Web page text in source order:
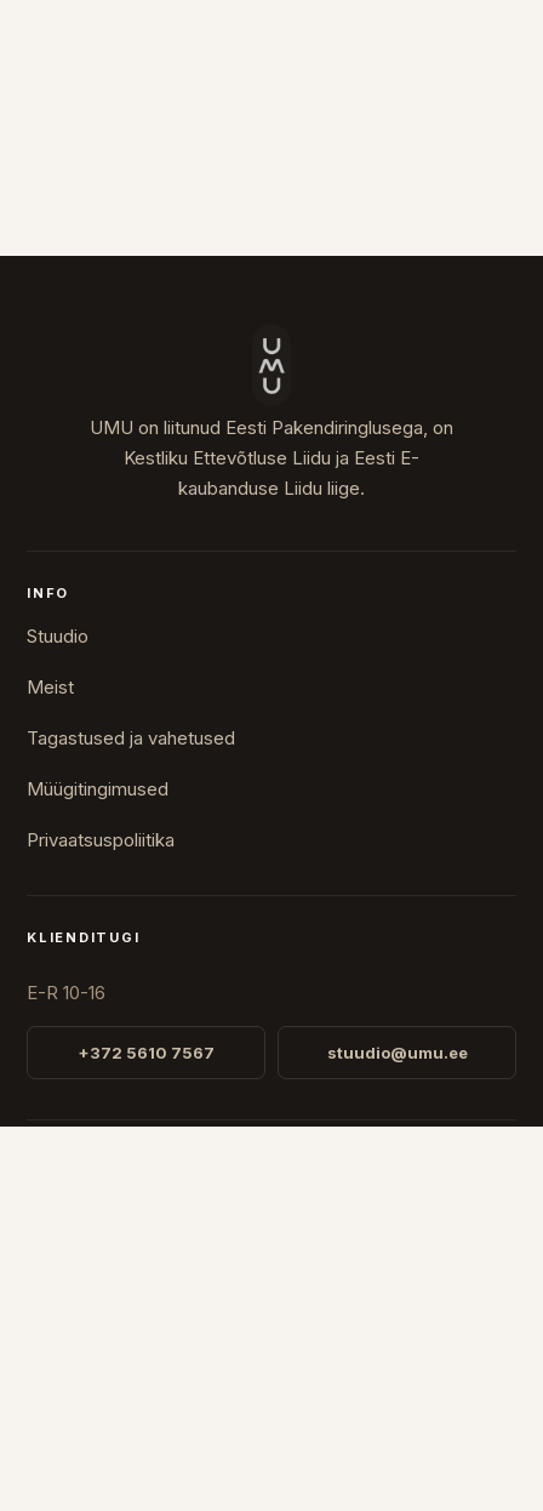
UMU on liitunud Eesti Pakendiringlusega, on
Kestliku Ettevõtluse Liidu ja Eesti E-
kaubanduse Liidu liige.
INFO
Stuudio
Meist
Tagastused ja vahetused
Müügitingimused
Privaatsuspoliitika
KLIENDITUGI
E-R 10-16
+372 5610 7567 stuudio@umu.ee